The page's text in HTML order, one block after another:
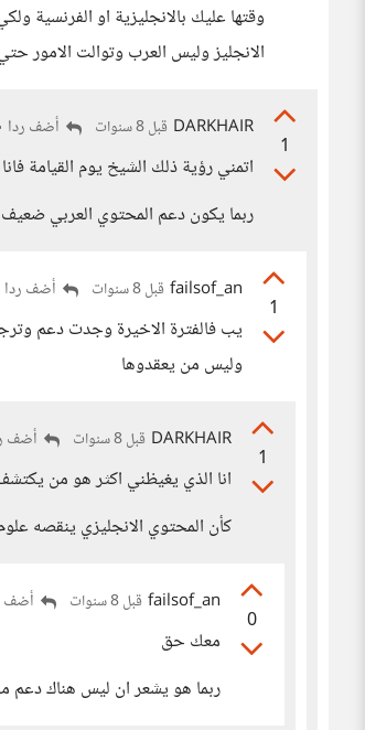
وقتها عليك بالانجليزية او
الانجليز وليس العرب وتوالت الامور
1
DARKHAIR قبل 8 سنوات أضف ردا
اتمني رؤية ذلك الشيخ يوم القيامة
ربما يكون دعم المحتوي العربي
1
failsof_an قبل 8 سنوات أضف ردا
يب فالفترة الاخيرة وجدت دعم
وليس من يعقدوها
1
DARKHAIR قبل 8 سنوات أضف
انا الذي يغيظني اكثر هو من
كأن المحتوي الانجليزي ينقصه
0
failsof_an قبل 8 سنوات أضف
معك حق
ربما هو يشعر ان ليس هناك دعم